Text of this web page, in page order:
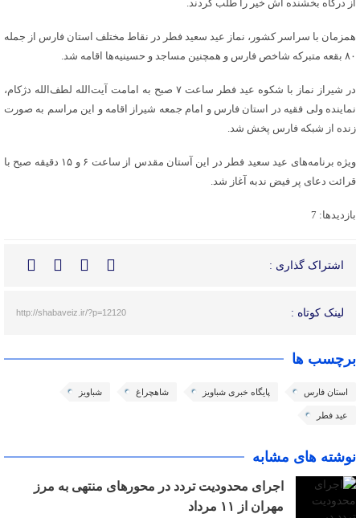
از درگاه بخشنده اش خیر را طلب کردند.
همزمان با سراسر کشور، نماز عید سعید فطر در نقاط مختلف استان فارس از جمله
۸۰ بقعه متبرکه شاخص فارس و همچنین مساجد و حسینیه‌ها اقامه شد.
در شیراز نماز با شکوه عید فطر ساعت ۷ صبح به امامت آیت‌الله لطف‌الله دژکام،
نماینده ولی فقیه در استان فارس و امام جمعه شیراز اقامه و این مراسم به صورت
زنده از شبکه فارس پخش شد.
ویژه برنامه‌های عید سعید فطر در این آستان مقدس از ساعت ۶ و ۱۵ دقیقه صبح با
قرائت دعای پر فیض ندبه آغاز شد.
بازدیدها: 7
اشتراک گذاری :
لینک کوتاه : http://shabaveiz.ir/?p=12120
برچسب ها
استان فارس پایگاه خبری شباویز شاهچراغ شباویز
عید فطر
نوشته های مشابه
اجرای محدودیت تردد در محورهای منتهی به مرز
مهران از ۱۱ مرداد